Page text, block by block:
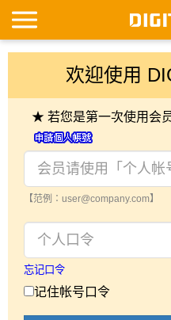
欢迎使用
★ 若您是第一次使用会
【范例：user@company.com】
忘记口令
记住帐号口令